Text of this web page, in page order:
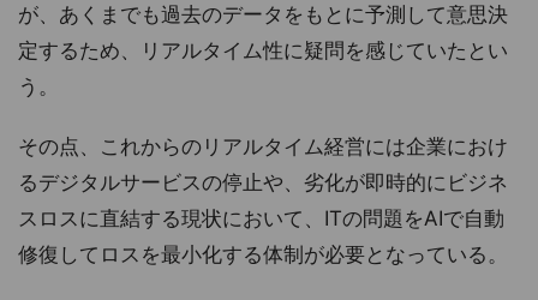
が、あくまでも過去のデータをもとに予測して意思決
定するため、リアルタイム性に疑問を感じていたとい
う。
その点、これからのリアルタイム経営には企業におけ
るデジタルサービスの停止や、劣化が即時的にビジネ
スロスに直結する現状において、ITの問題をAIで自動
修復してロスを最小化する体制が必要となっている。